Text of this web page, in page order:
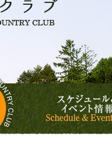
飛騨数河リゾート